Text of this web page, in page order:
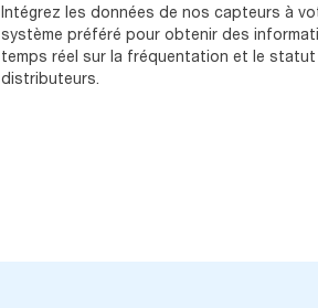
Intégrez les données de nos capteurs à
système préféré pour obtenir des
temps réel sur la fréquentation et le
distributeurs.